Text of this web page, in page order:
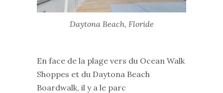
Daytona Beach, Floride
En face de la plage vers du Ocean Walk
Shoppes et du Daytona Beach
Boardwalk, il y a le parc